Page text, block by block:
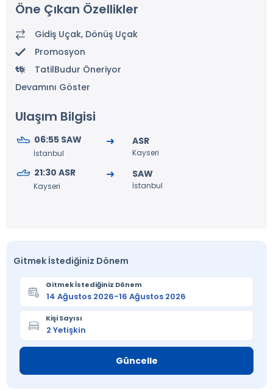
Öne Çıkan Özellikler
Gidiş Uçak, Dönüş Uçak
Promosyon
TatilBudur Öneriyor
Devamını Göster
Ulaşım Bilgisi
06:55 SAW
İstanbul
ASR
Kayseri
21:30 ASR
Kayseri
SAW
İstanbul
Gitmek İstediğiniz Dönem
Gitmek İstediğiniz Dönem
Kişi Sayısı
Güncelle